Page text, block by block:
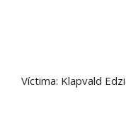
Víctima: Klapvald